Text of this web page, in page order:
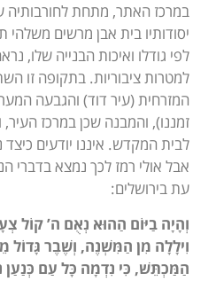
במרכז האתר, מתחת לחורבותיה
יסודותיו בית אבן מרשים
לפי גודלו ואיכות הבנייה שלו,
למטרות ציבוריות. בתקופה זו
המזרחית (עיר דוד) והגבעה
זמננו), והמבנה שכן במרכז
לבית המקדש. איננו יודעים
אבל אולי רמז לכך נמצא בדברי
עת בירושלים:
וְהָיָה בַיּוֹם הַהוּא נְאֻם ה’ קוֹל
וִילָלָה מִן הַמִּשְׁנֶה, וְשֶׁבֶר גָּדוֹל
הַמַּכְתֵּשׁ, כִּי נִדְמָה כָּל עַם כְּנַעַן